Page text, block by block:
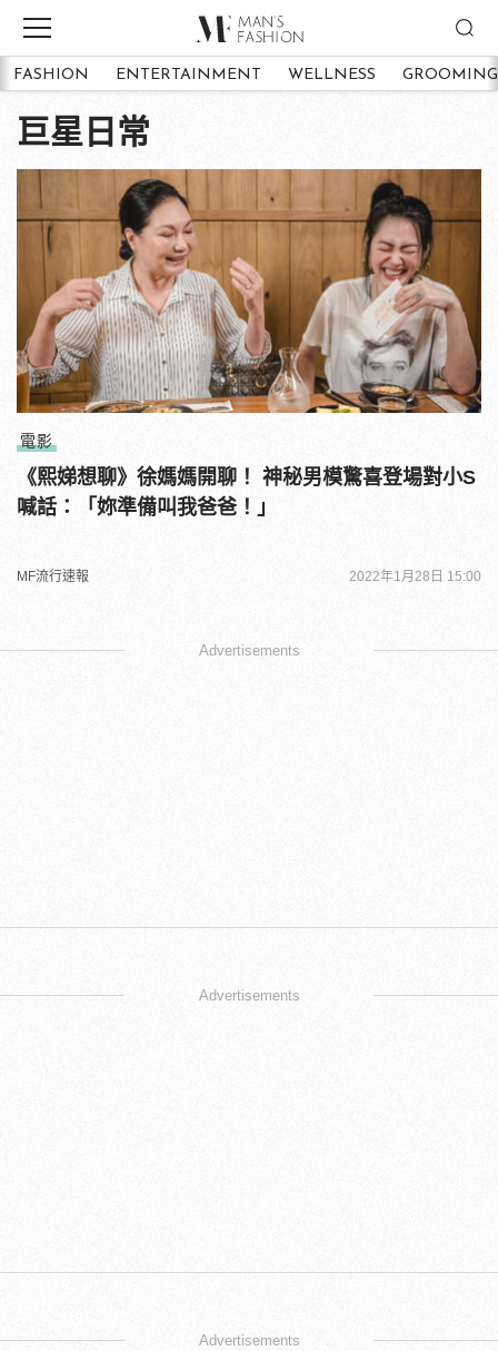
FASHION ENTERTAINMENT WELLNESS GROOMING
巨星日常
電影
《熙娣想聊》徐媽媽開聊！ 神秘男模驚喜登場對小S
喊話：「妳準備叫我爸爸！」
MF流行速報 2022年1月28日 15:00
Advertisements
Advertisements
Advertisements